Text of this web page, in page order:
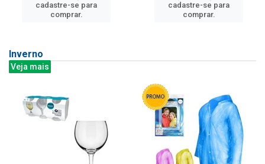
cadastre-se para
comprar.
cadastre-se para
comprar.
Inverno
Veja mais